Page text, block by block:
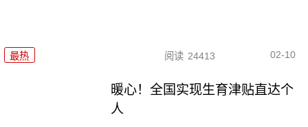
最热 阅读 24413 02-10
暖心！全国实现生育津贴直达个
人